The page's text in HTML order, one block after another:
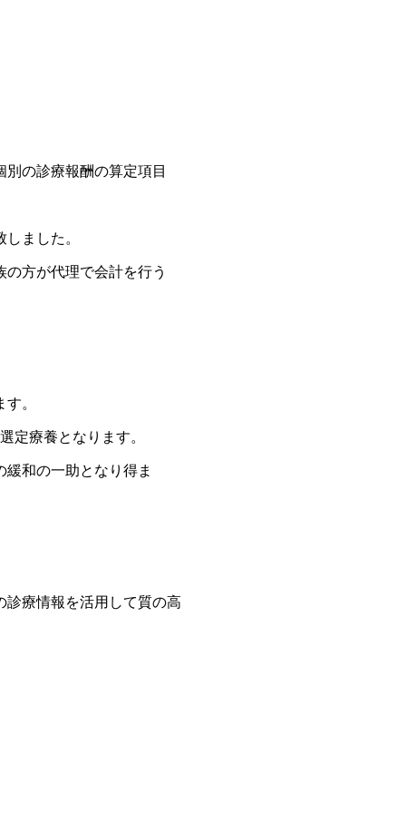
の診療報酬の算定項目
ました。
方が代理で会計を行う
。
定療養となります。
和の一助となり得ま
診療情報を活用して質の高